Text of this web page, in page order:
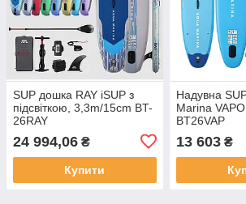
SUP дошка RAY iSUP з
пiдсвiткою, 3,3m/15cm BT-
26RAY
24 994,06 ₴
Купити
Надувна
Marina
BT26VAP
13 603₴